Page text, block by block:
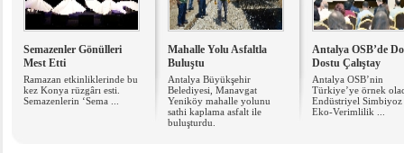
Semazenler Gönülleri
Mest Etti
Ramazan etkinliklerinde bu
kez Konya rüzgârı esti.
Semazenlerin ‘Sema ...
Mahalle Yolu Asfaltla
Buluştu
Antalya Büyükşehir
Belediyesi, Manavgat
Yeniköy mahalle yolunu
sathi kaplama asfalt ile
buluşturdu.
Antalya OSB’de
Dostu Çalıştay
Antalya OSB’nin
Türkiye’ye örnek
Endüstriyel Simbiyoz
Eko-Verimlilik ...